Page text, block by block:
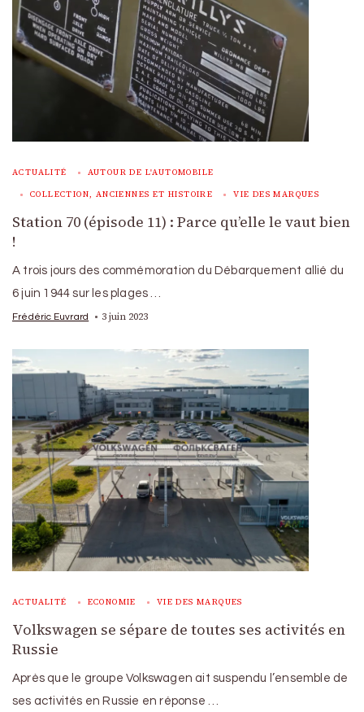
ACTUALITÉ AUTOUR DE L'AUTOMOBILE
COLLECTION, ANCIENNES ET HISTOIRE VIE DES MARQUES
Station 70 (épisode 11) : Parce qu’elle le vaut bien
!
A trois jours des commémoration du Débarquement allié du
6 juin 1944 sur les plages …
Frédéric Euvrard 3 juin 2023
ACTUALITÉ ECONOMIE VIE DES MARQUES
Volkswagen se sépare de toutes ses activités en
Russie
Après que le groupe Volkswagen ait suspendu l’ensemble de
ses activités en Russie en réponse …